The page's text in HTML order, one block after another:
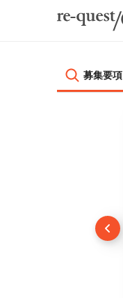
募集要項